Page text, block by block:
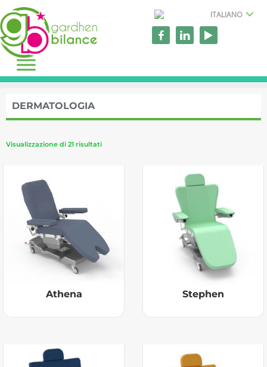
ITALIANO
DERMATOLOGIA
Visualizzazione di 21 risultati
Athena Stephen